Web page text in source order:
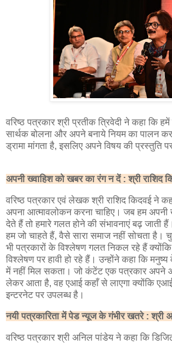
वरिष्ठ पत्रकार श्री प्रतीक त्रिवेदी ने कहा कि
सार्थक बोलना और अपने बनाये नियम का पालन
ड्रामा मांगता है, इसलिए अपने विषय की प्रस्तुति
अपनी ख्वाहिश को खबर का रंग न दें : श्री राशिद
वरिष्ठ पत्रकार एवं लेखक श्री राशिद किदवई ने
अपना आत्मावलोकन करना चाहिए। जब हम अपनी
देते हैं तो हमारे गलत होने की संभावनाएं बढ़ जाती
हम जो चाहते हैं, वैसे सारा समाज नहीं सोचता है।
भी पत्रकारों के विश्लेषण गलत निकल रहे हैं
विश्लेषण पर हावी हो रहे हैं। उन्होंने कहा कि
में नहीं मिल सकता। जो कंटेंट एक पत्रकार
लेकर आता है, वह एआई कहाँ से लाएगा क्योंकि
इन्टरनेट पर उपलब्ध है।
नयी पत्रकारिता में पेड न्यूज के गंभीर खतरे : श्री
वरिष्ठ पत्रकार श्री अनिल पांडेय ने कहा कि